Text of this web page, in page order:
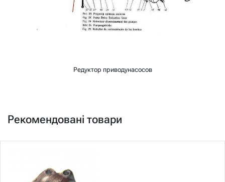
Редуктор приводунасосов
Рекомендовані товари